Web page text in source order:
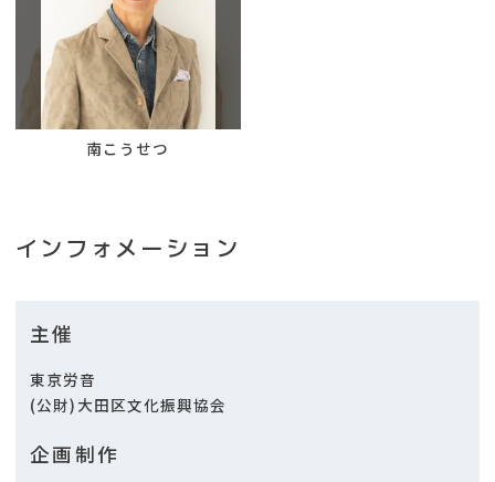
南こうせつ
インフォメーション
主催
東京労音
(公財)大田区文化振興協会
企画制作